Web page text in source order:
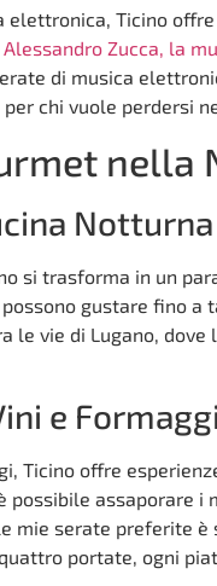
elettronica, Ticino
Zucca, la
di musica
chi vuole perdersi
nella
Notturna
si trasforma in un
gustare fino a
le vie di Lugano,
e Formaggi
Ticino offre
possibile assaporare
mie serate preferite
portate, ogni